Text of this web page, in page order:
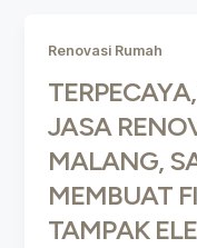
Renovasi Rumah
JASA
MALANG,
MEMBUAT
TAMPAK